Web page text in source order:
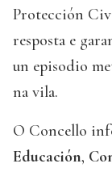
Protección
resposta e
un episodio
na vila.
O Concello
Educación,